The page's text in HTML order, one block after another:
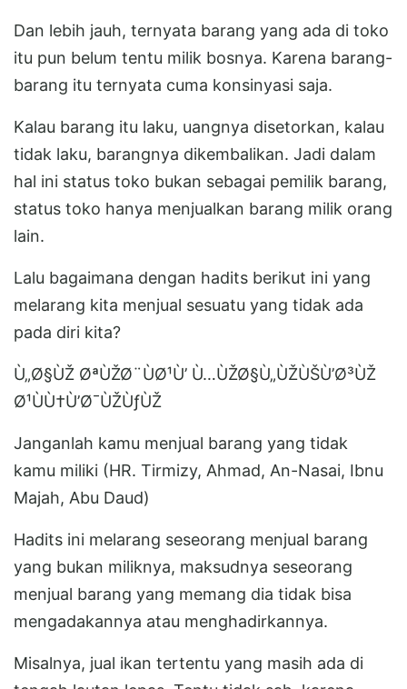
Dan lebih jauh, ternyata barang yang ada di toko
itu pun belum tentu milik bosnya. Karena barang-
barang itu ternyata cuma konsinyasi saja.
Kalau barang itu laku, uangnya disetorkan, kalau
tidak laku, barangnya dikembalikan. Jadi dalam
hal ini status toko bukan sebagai pemilik barang,
status toko hanya menjualkan barang milik orang
lain.
Lalu bagaimana dengan hadits berikut ini yang
melarang kita menjual sesuatu yang tidak ada
pada diri kita?
Ù„Ø§ÙŽ ØªÙŽØ¨ÙØ¹Ù’ Ù…ÙŽØ§Ù„ÙŽÙŠÙ’Ø³ÙŽ
Ø¹ÙÙ†Ù’Ø¯ÙŽÙƒÙŽ
Janganlah kamu menjual barang yang tidak
kamu miliki (HR. Tirmizy, Ahmad, An-Nasai, Ibnu
Majah, Abu Daud)
Hadits ini melarang seseorang menjual barang
yang bukan miliknya, maksudnya seseorang
menjual barang yang memang dia tidak bisa
mengadakannya atau menghadirkannya.
Misalnya, jual ikan tertentu yang masih ada di